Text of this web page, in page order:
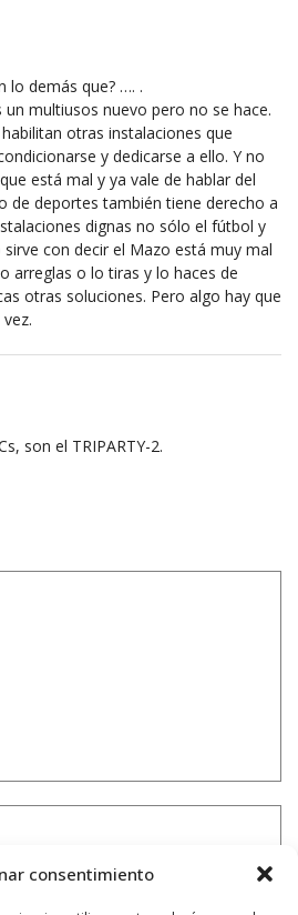
consentimiento
lo demás que? …. .
un multiusos nuevo pero no se hace.
otras instalaciones que
y dedicarse a ello. Y no
está mal y ya vale de hablar del
de deportes también tiene derecho a
dignas no sólo el fútbol y
sirve con decir el Mazo está muy mal
arreglas o lo tiras y lo haces de
otras soluciones. Pero algo hay que
son el TRIPARTY-2.